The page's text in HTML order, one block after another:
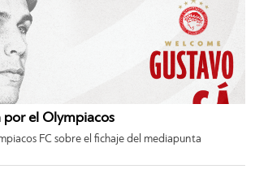
por el Olympiacos
FC sobre el fichaje del mediapunta